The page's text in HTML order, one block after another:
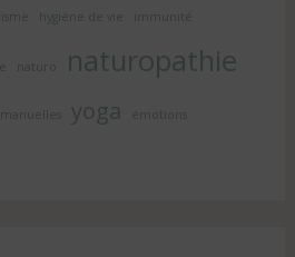
hygiène de vie immunité
naturo naturopathie
yoga émotions